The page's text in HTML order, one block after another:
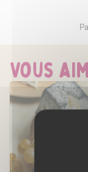
Vous